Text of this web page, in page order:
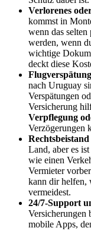
Verlorenes
kommst in
wenn das selten
werden, wenn
wichtige
deckt diese
nach Uruguay
Verspätungen
Versicherung
Verpflegung
Verzögerungen
Land, aber es
wie einen
Vermieter
kann dir helfen,
vermeidest.
24/7-Support
Versicherungen
mobile Apps,